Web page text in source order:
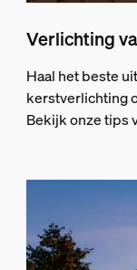
Verlichting
Haal het beste
kerstverlichting
Bekijk onze tips